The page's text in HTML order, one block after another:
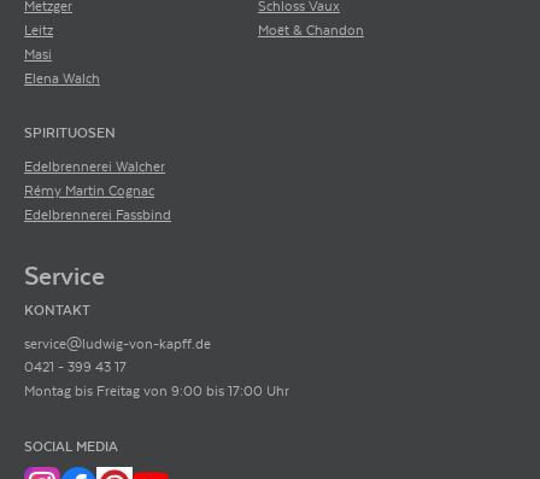
Metzger
Leitz
Masi
Elena Walch
Schloss Vaux
Moët & Chandon
SPIRITUOSEN
Edelbrennerei Walcher
Rémy Martin Cognac
Edelbrennerei Fassbind
Service
KONTAKT
service@ludwig-von-kapff.de
0421 - 399 43 17
Montag bis Freitag von 9:00 bis 17:00 Uhr
SOCIAL MEDIA